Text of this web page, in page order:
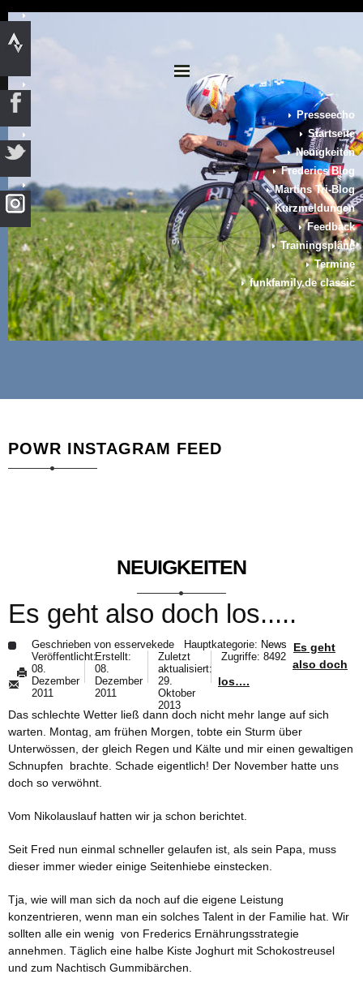
Presseecho
Startseite
Neuigkeiten
Frederics Blog
Martins Tri-Blog
Kurzmeldungen
Feedback
Trainingspläne
Termine
funkfamily.de classic
POWR INSTAGRAM FEED
NEUIGKEITEN
Es geht also doch los.....
Geschrieben von esservekede Hauptkategorie: News
Veröffentlicht:
08.
Dezember
2011
Erstellt:
08.
Dezember
2011
Zuletzt
aktualisiert:
29.
Oktober
2013
Zugriffe: 8492
Es geht
also doch
los….
Das schlechte Wetter ließ dann doch nicht mehr lange auf sich
warten. Montag, am frühen Morgen, tobte ein Sturm über
Unterwössen, der gleich Regen und Kälte und mir einen gewaltigen
Schnupfen brachte. Schade eigentlich! Der November hatte uns
doch so verwöhnt.
Vom Nikolauslauf hatten wir ja schon berichtet.
Seit Fred nun einmal schneller gelaufen ist, als sein Papa, muss
dieser immer wieder einige Seitenhiebe einstecken.
Tja, wie will man sich da noch auf die eigene Leistung
konzentrieren, wenn man ein solches Talent in der Familie hat. Wir
sollten alle ein wenig von Frederics Ernährungsstrategie
annehmen. Täglich eine halbe Kiste Joghurt mit Schokostreusel
und zum Nachtisch Gummibärchen.